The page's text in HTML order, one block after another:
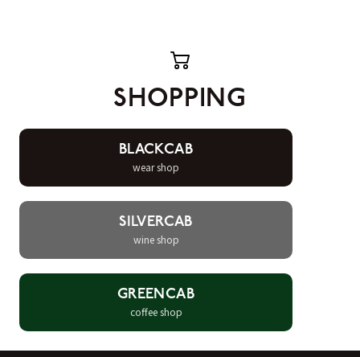
SHOPPING
BLACKCAB
wear shop
SILVERCAB
wine shop
GREENCAB
coffee shop